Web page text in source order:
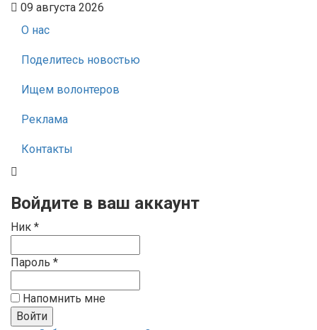
09 августа 2026
О нас
Поделитесь новостью
Ищем волонтеров
Реклама
Контакты
Войдите в ваш аккаунт
Ник *
Пароль *
Напомнить мне